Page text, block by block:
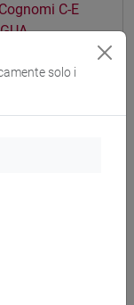
C-E
M-P
A-C
D-L
solo i